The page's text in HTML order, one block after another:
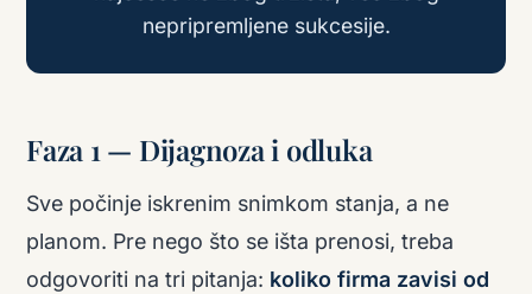
nepripremljene sukcesije.
Faza 1 — Dijagnoza i odluka
Sve počinje iskrenim snimkom stanja, a ne
planom. Pre nego što se išta prenosi, treba
odgovoriti na tri pitanja: koliko firma zavisi od